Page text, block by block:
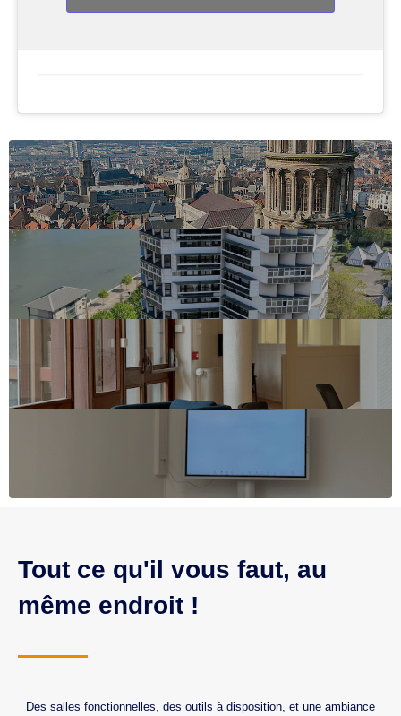
Tout ce qu'il vous faut, au
même endroit !
Des salles fonctionnelles, des outils à disposition, et une ambiance